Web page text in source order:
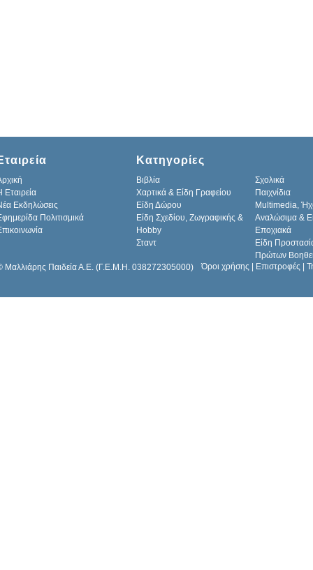
Εταιρεία
Εκδηλώσεις
Πολιτισμικά
Κατηγορίες
Βιβλία
Σχολικά
Χαρτικά & Είδη Γραφείου
Παιχνίδια
Είδη Δώρου
Multimedia,
Είδη Σχεδίου, Ζωγραφικής &
Hobby
Αναλώσιμα &
Εποχιακά
Σταντ
Είδη
Πρώτων
Μαλλιάρης Παιδεία Α.Ε. (Γ.Ε.Μ.Η. 038272305000)
Όροι χρήσης Επιστροφές